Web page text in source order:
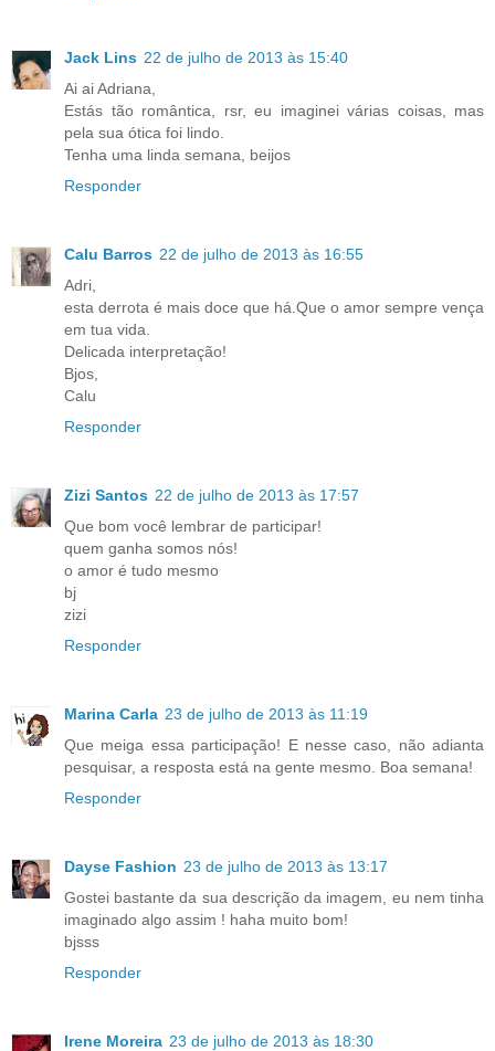
Jack Lins 22 de julho de 2013 às 15:40
Ai ai Adriana,
Estás tão romântica, rsr, eu imaginei várias coisas, mas
pela sua ótica foi lindo.
Tenha uma linda semana, beijos
Responder
Calu Barros 22 de julho de 2013 às 16:55
Adri,
esta derrota é mais doce que há.Que o amor sempre vença
em tua vida.
Delicada interpretação!
Bjos,
Calu
Responder
Zizi Santos 22 de julho de 2013 às 17:57
Que bom você lembrar de participar!
quem ganha somos nós!
o amor é tudo mesmo
bj
zizi
Responder
Marina Carla 23 de julho de 2013 às 11:19
Que meiga essa participação! E nesse caso, não adianta
pesquisar, a resposta está na gente mesmo. Boa semana!
Responder
Dayse Fashion 23 de julho de 2013 às 13:17
Gostei bastante da sua descrição da imagem, eu nem tinha
imaginado algo assim ! haha muito bom!
bjsss
Responder
Irene Moreira 23 de julho de 2013 às 18:30